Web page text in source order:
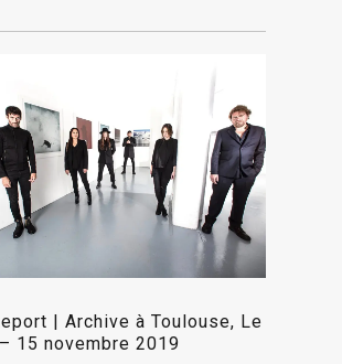
| Archive à Toulouse, Le
15 novembre 2019